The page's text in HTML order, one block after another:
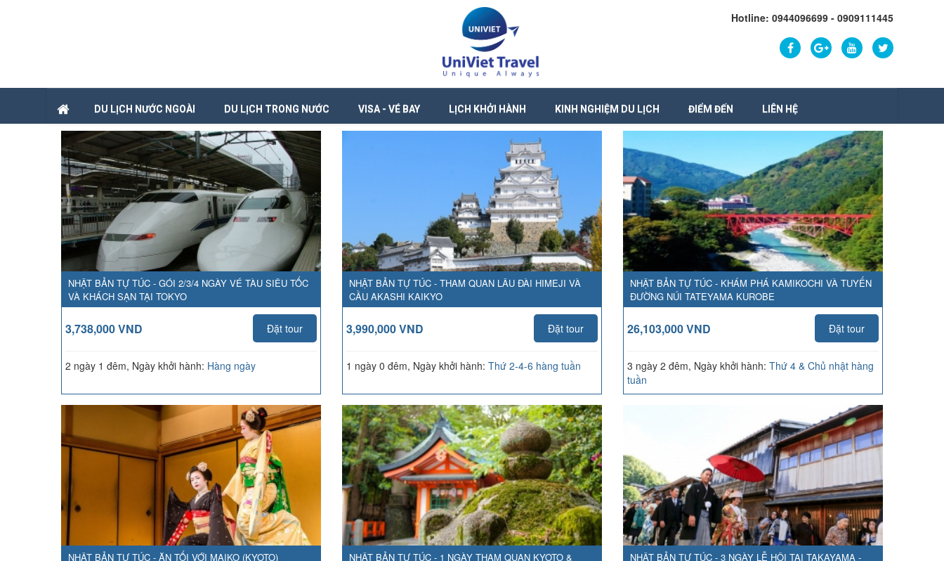
Hotline: 0944096699 - 0909111445
DU LỊCH NƯỚC NGOÀI DU LỊCH TRONG NƯỚC VISA - VÉ BAY LỊCH KHỞI HÀNH KINH NGHIỆM DU LỊCH ĐIỂM ĐẾN LIÊN HỆ
NHẬT BẢN TỰ TÚC - GÓI 2/3/4 NGÀY VÉ TÀU SIÊU TỐC
VÀ KHÁCH SẠN TẠI TOKYO
3,738,000 VND Đặt tour
2 ngày 1 đêm, Ngày khởi hành: Hàng ngày
NHẬT BẢN TỰ TÚC - THAM QUAN LÂU ĐÀI HIMEJI VÀ
CẦU AKASHI KAIKYO
3,990,000 VND Đặt tour
1 ngày 0 đêm, Ngày khởi hành: Thứ 2-4-6 hàng tuần
NHẬT BẢN TỰ TÚC - KHÁM PHÁ KAMIKOCHI VÀ TUYẾN
ĐƯỜNG NÚI TATEYAMA KUROBE
26,103,000 VND Đặt tour
3 ngày 2 đêm, Ngày khởi hành: Thứ 4 & Chủ nhật hàng
tuần
NHẬT BẢN TỰ TÚC - ĂN TỐI VỚI MAIKO (KYOTO)
NHẬT BẢN TỰ TÚC - 1 NGÀY THAM QUAN KYOTO &
NHẬT BẢN TỰ TÚC - 3 NGÀY LỄ HỘI TẠI TAKAYAMA -